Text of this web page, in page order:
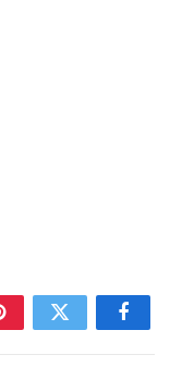
Facebook
Twitter